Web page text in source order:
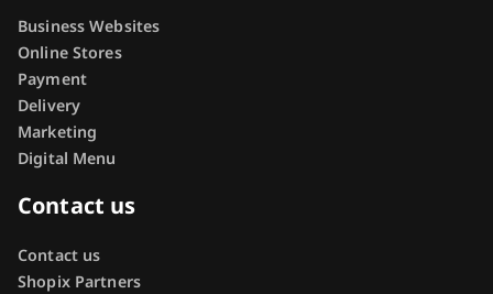
Business Websites
Online Stores
Payment
Delivery
Marketing
Digital Menu
Contact us
Contact us
Shopix Partners